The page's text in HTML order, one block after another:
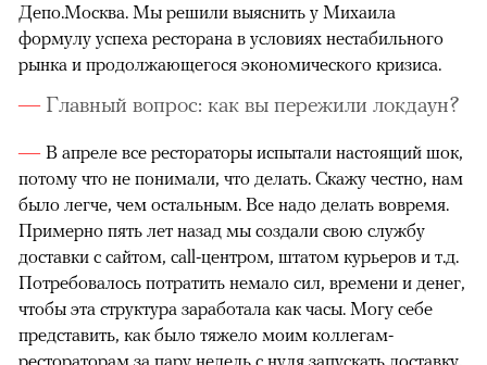
Депо.Москва. Мы решили выяснить у Михаила
формулу успеха ресторана в условиях нестабильного
рынка и продолжающегося экономического кризиса.
Главный вопрос: как вы пережили локдаун?
В апреле все рестораторы испытали настоящий шок,
потому что не понимали, что делать. Скажу честно, нам
было легче, чем остальным. Все надо делать вовремя.
Примерно пять лет назад мы создали свою службу
доставки с сайтом, call-центром, штатом курьеров и т.д.
Потребовалось потратить немало сил, времени и денег,
чтобы эта структура заработала как часы. Могу себе
представить, как было тяжело моим коллегам-